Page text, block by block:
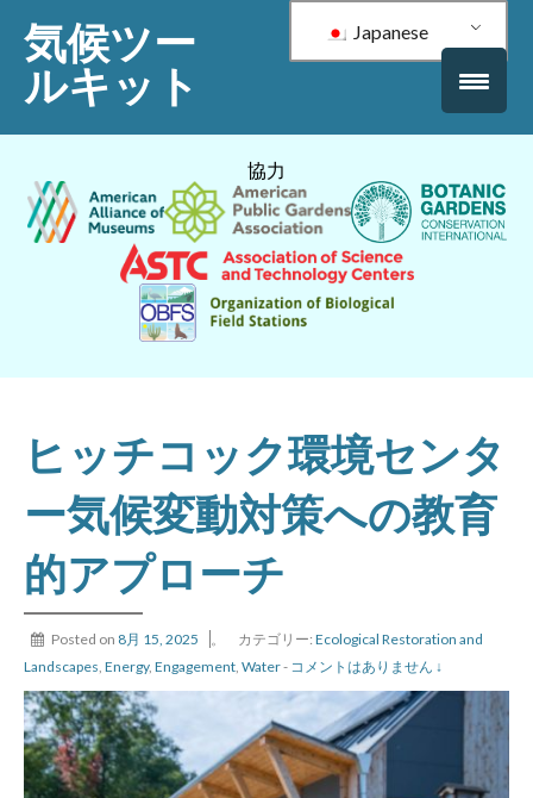
気候ツー
ルキット
Japanese
協力
ヒッチコック環境センタ
ー気候変動対策への教育
的アプローチ
Posted on 8月 15, 2025 。 カテゴリー: Ecological Restoration and
Landscapes Energy, Engagement Water- コメントはありません ↓